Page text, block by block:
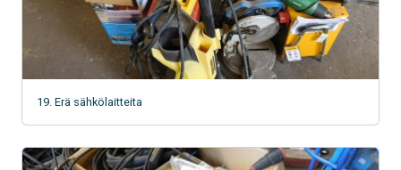
19. Erä sähkölaitteita